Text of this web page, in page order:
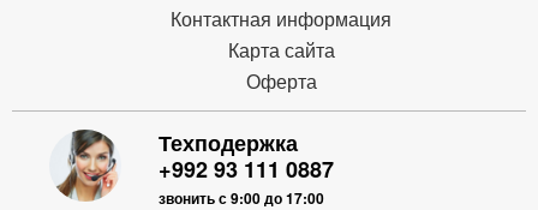
Контактная информация
Карта сайта
Оферта
Техподержка
+992 93 111 0887
звонить с 9:00 до 17:00